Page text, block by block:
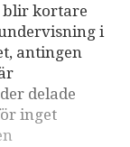
blir kortare
i
antingen
delade
inget